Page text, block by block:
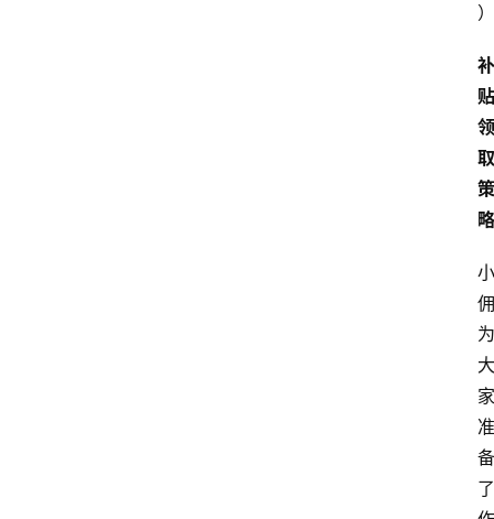
）
补
贴
领
取
策
略
小
佣
为
大
家
准
备
了